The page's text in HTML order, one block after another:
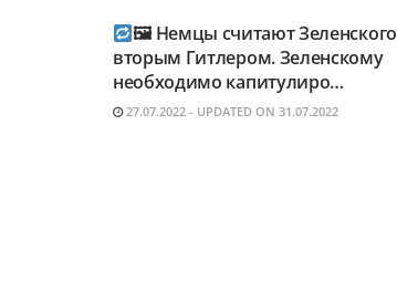
🖼 Немцы считают Зеленского
вторым Гитлером. Зеленскому
необходимо капитулиро…
27.07.2022 - UPDATED ON 31.07.2022